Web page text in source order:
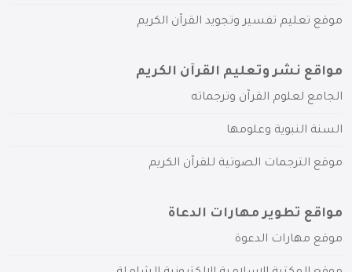
موقع تعليم تفسير وتجويد القرآن الكريم
مواقع نشر وتعليم القرآن الكريم
الجامع لعلوم القرآن وترجماته
السنة النبوية وعلومها
موقع الترجمات الصوتية للقرآن الكريم
مواقع تطوير مهارات الدعاة
موقع مهارات الدعوة